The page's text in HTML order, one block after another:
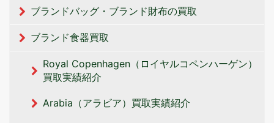
ブランドバッグ・ブランド財布の買取
ブランド食器買取
Royal Copenhagen（ロイヤルコペンハーゲン）
買取実績紹介
Arabia（アラビア）買取実績紹介